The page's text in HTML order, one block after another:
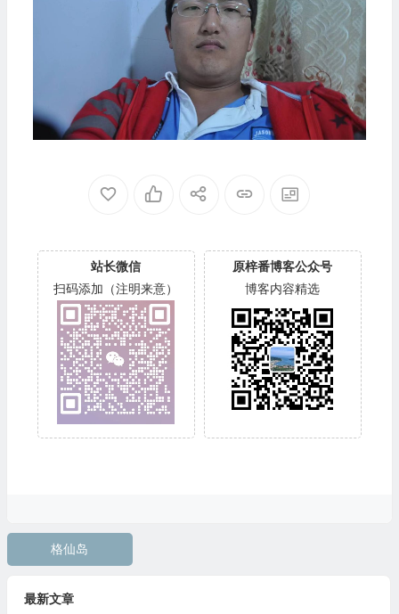
站长微信
扫码添加（注明来意）
原梓番博客公众号
博客内容精选
格仙岛
最新文章